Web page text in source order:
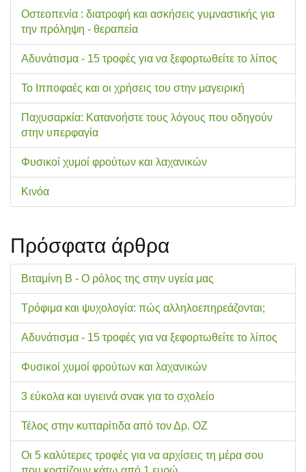
Οστεοπενία : διατροφή και ασκήσεις γυμναστικής για
την πρόληψη - θεραπεία
Αδυνάτισμα - 15 τροφές για να ξεφορτωθείτε το λίπος
Το Ιπποφαές και οι χρήσεις του στην μαγειρική
Παχυσαρκία: Κατανοήστε τους λόγους που οδηγούν
στην υπερφαγία
Φυσικοί χυμοί φρούτων και λαχανικών
Κινόα
Πρόσφατα άρθρα
Βιταμίνη Β - Ο ρόλος της στην υγεία μας
Τρόφιμα και ψυχολογία: πώς αλληλοεπηρεάζονται;
Αδυνάτισμα - 15 τροφές για να ξεφορτωθείτε το λίπος
Φυσικοί χυμοί φρούτων και λαχανικών
3 εύκολα και υγιεινά σνακ για το σχολείo
Τέλος στην κυτταρίτιδα από τον Δρ. ΟΖ
Οι 5 καλύτερες τροφές για να αρχίσεις τη μέρα σου